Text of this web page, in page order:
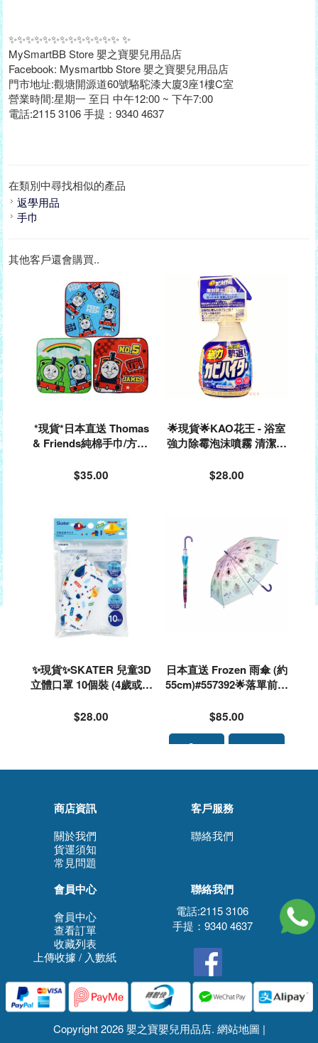
✨✨✨✨✨✨✨✨✨✨✨✨✨ ✨
MySmartBB Store 嬰之寶嬰兒用品店
Facebook: Mysmartbb Store 嬰之寶嬰兒用品店
門市地址:觀塘開源道60號駱駝漆大廈3座1樓C室
營業時間:星期一 至日 中午12:00 ~ 下午7:00
電話:2115 3106 手提：9340 4637
在類別中尋找相似的產品
返學用品
手巾
其他客戶還會購買..
*現貨*日本直送 Thomas
& Friends純棉手巾/方巾/
68
$35.00
🌟現貨🌟KAO花王 - 浴室
強力除霉泡沫噴霧 清潔劑
$28.00
✨現貨✨SKATER 兒童3D
立體口罩 10個裝 (4歲或以
63
$28.00
日本直送 Frozen 雨傘 (約
55cm)#557392🌟落單前請
$85.00
商店資訊
關於我們
貨運須知
常見問題
客戶服務
聯絡我們
會員中心
會員中心
查看訂單
收藏列表
上傳收據 / 入數紙
聯絡我們
電話:2115 3106
手提：9340 4637
Copyright 2026 嬰之寶嬰兒用品店. 網站地圖 |